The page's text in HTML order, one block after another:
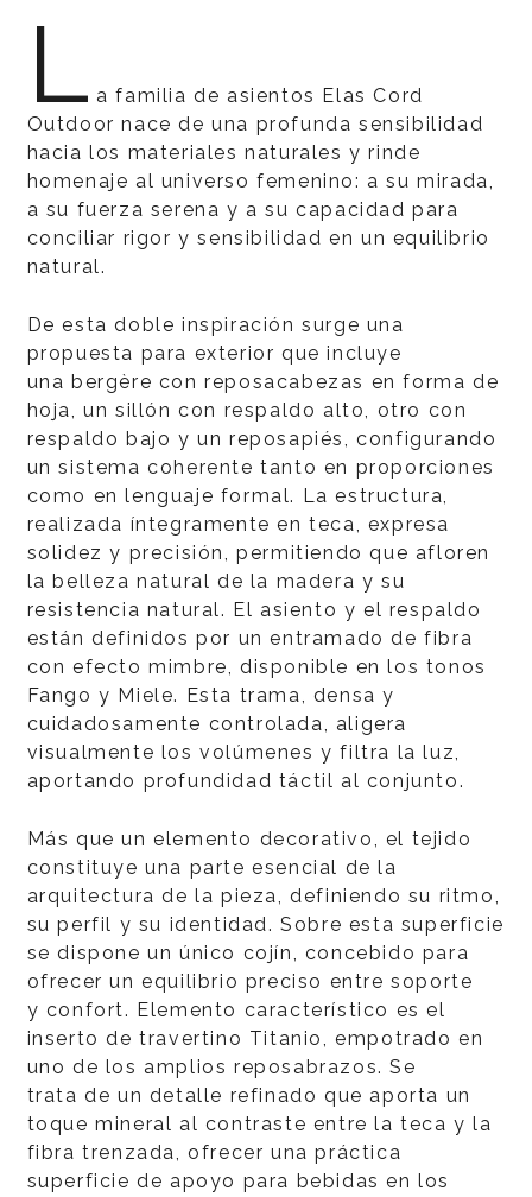
L a familia de asientos Elas Cord
Outdoor nace de una profunda sensibilidad
hacia los materiales naturales y rinde
homenaje al universo femenino: a su mirada,
a su fuerza serena y a su capacidad para
conciliar rigor y sensibilidad en un equilibrio
natural.
De esta doble inspiración surge una
propuesta para exterior que incluye
una bergère con reposacabezas en forma de
hoja, un sillón con respaldo alto, otro con
respaldo bajo y un reposapiés, configurando
un sistema coherente tanto en proporciones
como en lenguaje formal. La estructura,
realizada íntegramente en teca, expresa
solidez y precisión, permitiendo que afloren
la belleza natural de la madera y su
resistencia natural. El asiento y el respaldo
están definidos por un entramado de fibra
con efecto mimbre, disponible en los tonos
Fango y Miele. Esta trama, densa y
cuidadosamente controlada, aligera
visualmente los volúmenes y filtra la luz,
aportando profundidad táctil al conjunto.
Más que un elemento decorativo, el tejido
constituye una parte esencial de la
arquitectura de la pieza, definiendo su ritmo,
su perfil y su identidad. Sobre esta superficie
se dispone un único cojín, concebido para
ofrecer un equilibrio preciso entre soporte
y confort. Elemento característico es el
inserto de travertino Titanio, empotrado en
uno de los amplios reposabrazos. Se
trata de un detalle refinado que aporta un
toque mineral al contraste entre la teca y la
fibra trenzada, ofrecer una práctica
superficie de apoyo para bebidas en los